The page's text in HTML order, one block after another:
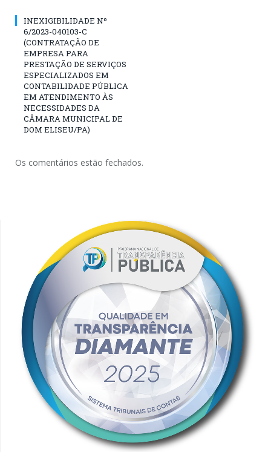
INEXIGIBILIDADE Nº
6/2023-040103-C
(CONTRATAÇÃO DE
EMPRESA PARA
PRESTAÇÃO DE SERVIÇOS
ESPECIALIZADOS EM
CONTABILIDADE PÚBLICA
EM ATENDIMENTO ÀS
NECESSIDADES DA
CÂMARA MUNICIPAL DE
DOM ELISEU/PA)
Os comentários estão fechados.